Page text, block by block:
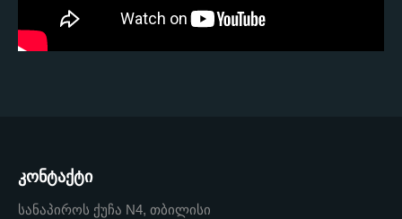
კონტაქტი
სანაპიროს ქუჩა N4, თბილისი